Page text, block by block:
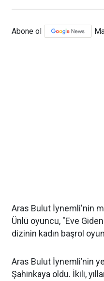
Abone ol
Aras Bulut İynemli'nin
Ünlü oyuncu, "Eve
dizinin kadın başrol
Aras Bulut İynemli’nin
Şahinkaya oldu. İkili,